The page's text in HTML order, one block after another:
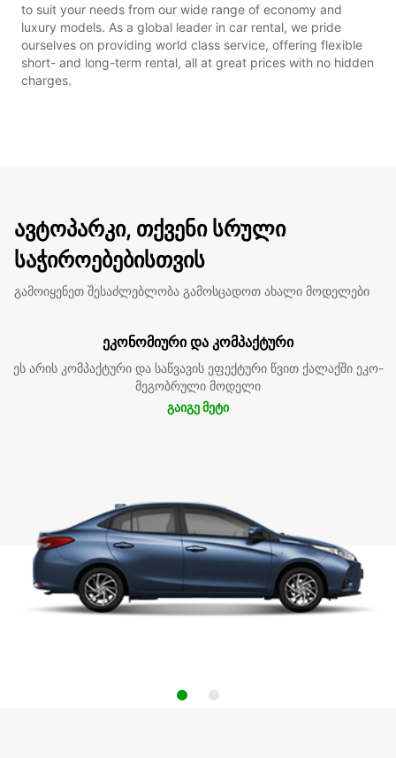
to suit your needs from our wide range of economy and
luxury models. As a global leader in car rental, we pride
ourselves on providing world class service, offering flexible
short- and long-term rental, all at great prices with no hidden
charges.
ავტოპარკი, თქვენი სრული
საჭიროებებისთვის
გამოიყენეთ შესაძლებლობა გამოსცადოთ ახალი მოდელები
ეკონომიური და კომპაქტური
ეს არის კომპაქტური და საწვავის ეფექტური წვით ქალაქში ეკო-
მეგობრული მოდელი
გაიგე მეტი